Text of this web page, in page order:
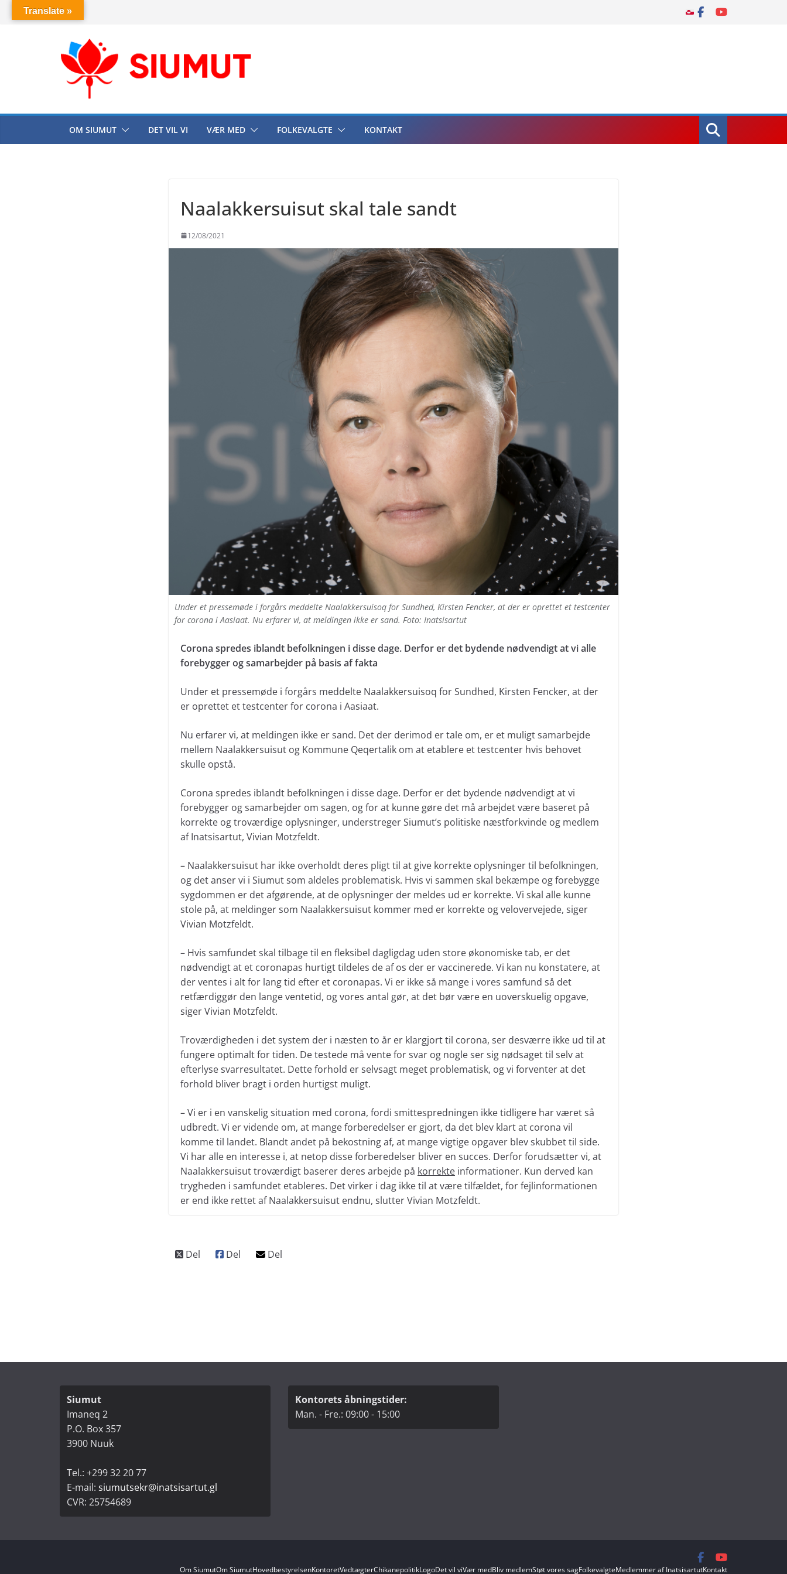
OM SIUMUT DET VIL VI VÆR MED FOLKEVALGTE KONTAKT
Naalakkersuisut skal tale sandt
12/08/2021
Under et pressemøde i forgårs meddelte Naalakkersuisoq for Sundhed, Kirsten Fencker, at der er oprettet et testcenter
for corona i Aasiaat. Nu erfarer vi, at meldingen ikke er sand. Foto: Inatsisartut
Corona spredes iblandt befolkningen i disse dage. Derfor er det bydende nødvendigt at vi alle
forebygger og samarbejder på basis af fakta
Under et pressemøde i forgårs meddelte Naalakkersuisoq for Sundhed, Kirsten Fencker, at der
er oprettet et testcenter for corona i Aasiaat.
Nu erfarer vi, at meldingen ikke er sand. Det der derimod er tale om, er et muligt samarbejde
mellem Naalakkersuisut og Kommune Qeqertalik om at etablere et testcenter hvis behovet
skulle opstå.
Corona spredes iblandt befolkningen i disse dage. Derfor er det bydende nødvendigt at vi
forebygger og samarbejder om sagen, og for at kunne gøre det må arbejdet være baseret på
korrekte og troværdige oplysninger, understreger Siumut’s politiske næstforkvinde og medlem
af Inatsisartut, Vivian Motzfeldt.
– Naalakkersuisut har ikke overholdt deres pligt til at give korrekte oplysninger til befolkningen,
og det anser vi i Siumut som aldeles problematisk. Hvis vi sammen skal bekæmpe og forebygge
sygdommen er det afgørende, at de oplysninger der meldes ud er korrekte. Vi skal alle kunne
stole på, at meldinger som Naalakkersuisut kommer med er korrekte og velovervejede, siger
Vivian Motzfeldt.
– Hvis samfundet skal tilbage til en fleksibel dagligdag uden store økonomiske tab, er det
nødvendigt at et coronapas hurtigt tildeles de af os der er vaccinerede. Vi kan nu konstatere, at
der ventes i alt for lang tid efter et coronapas. Vi er ikke så mange i vores samfund så det
retfærdiggør den lange ventetid, og vores antal gør, at det bør være en uoverskuelig opgave,
siger Vivian Motzfeldt.
Troværdigheden i det system der i næsten to år er klargjort til corona, ser desværre ikke ud til at
fungere optimalt for tiden. De testede må vente for svar og nogle ser sig nødsaget til selv at
efterlyse svarresultatet. Dette forhold er selvsagt meget problematisk, og vi forventer at det
forhold bliver bragt i orden hurtigst muligt.
– Vi er i en vanskelig situation med corona, fordi smittespredningen ikke tidligere har været så
udbredt. Vi er vidende om, at mange forberedelser er gjort, da det blev klart at corona vil
komme til landet. Blandt andet på bekostning af, at mange vigtige opgaver blev skubbet til side.
Vi har alle en interesse i, at netop disse forberedelser bliver en succes. Derfor forudsætter vi, at
Naalakkersuisut troværdigt baserer deres arbejde på korrekte informationer. Kun derved kan
trygheden i samfundet etableres. Det virker i dag ikke til at være tilfældet, for fejlinformationen
er end ikke rettet af Naalakkersuisut endnu, slutter Vivian Motzfeldt.
Siumut
Imaneq 2
P.O. Box 357
3900 Nuuk
Tel.: +299 32 20 77
E-mail: siumutsekr@inatsisartut.gl
CVR: 25754689
Kontorets åbningstider:
Man. - Fre.: 09:00 - 15:00
Om SiumutOm SiumutHovedbestyrelsenKontoretVedtægterChikanepolitikLogoDet vil viVær medBliv medlemStøt vores sagFolkevalgteMedlemmer af InatsisartutKontakt
Translate »